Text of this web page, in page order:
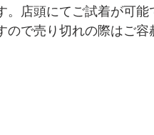
店頭にてご試着が可
で売り切れの際はご容